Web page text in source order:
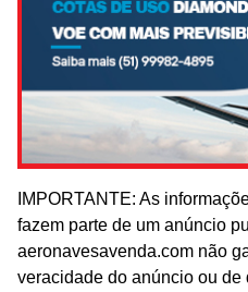
IMPORTANTE: As
fazem parte de um anúncio
aeronavesavenda.com não
veracidade do anúncio ou de